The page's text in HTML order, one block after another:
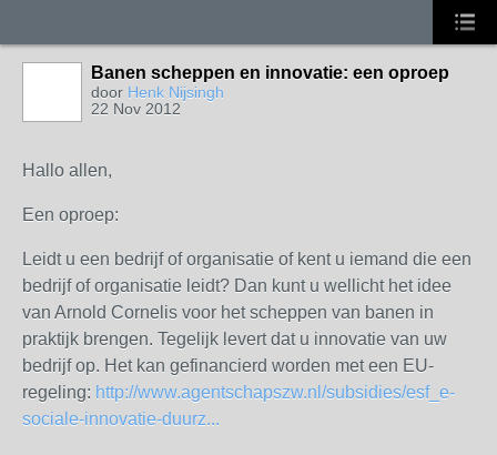
Banen scheppen en innovatie: een oproep
door Henk Nijsingh
22 Nov 2012
Hallo allen,
Een oproep:
Leidt u een bedrijf of organisatie of kent u iemand die een
bedrijf of organisatie leidt? Dan kunt u wellicht het idee
van Arnold Cornelis voor het scheppen van banen in
praktijk brengen. Tegelijk levert dat u innovatie van uw
bedrijf op. Het kan gefinancierd worden met een EU-
regeling: http://www.agentschapszw.nl/subsidies/esf_e-
sociale-innovatie-duurz...